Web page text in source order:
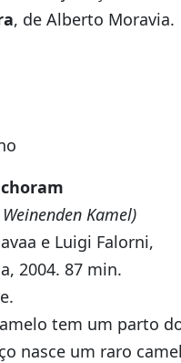
, de Alberto Moravia.
Kamel)
e Luigi Falorni,
2004. 87 min.
tem um parto
nasce um raro